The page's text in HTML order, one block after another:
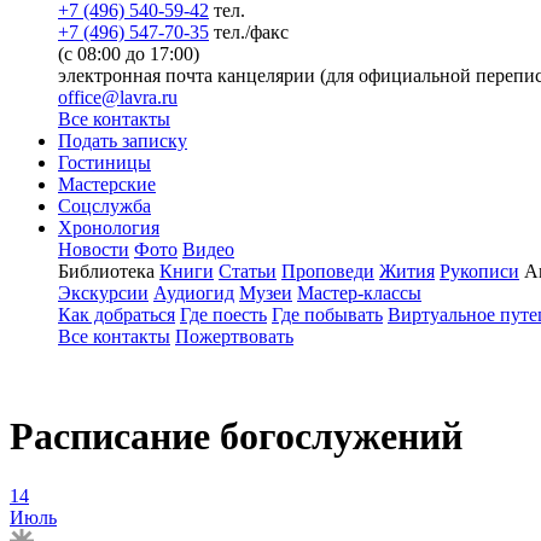
+7 (496) 540-59-42 тел.
+7 (496) 547-70-35 тел./факс
(с 08:00 до 17:00)
электронная почта канцелярии (для официальной
office@lavra.ru
Все контакты
Подать записку
Гостиницы
Мастерские
Соцслужба
Хронология
Новости Фото Видео
Библиотека Книги Статьи Проповеди Жития Рукописи
Экскурсии Аудиогид Музеи Мастер-классы
Как добраться Где поесть Где побывать Виртуальное
Все контакты Пожертвовать
Расписание богослужений
14
Июль